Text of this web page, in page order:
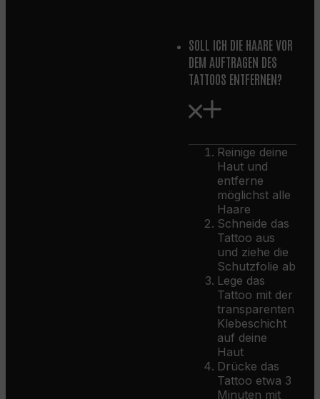
SOLL ICH DIE HAARE VOR
DEM AUFTRAGEN DES
TATTOOS ENTFERNEN?
Reinige deine
Haut und
entferne
möglichst alle
Haare
Schneide das
Tattoo aus
und ziehe die
Schutzfolie ab
Lege das
Tattoo mit der
transparenten
Klebeschicht
auf deine
Haut
Drücke das
Tattoo etwa 3
Minuten mit